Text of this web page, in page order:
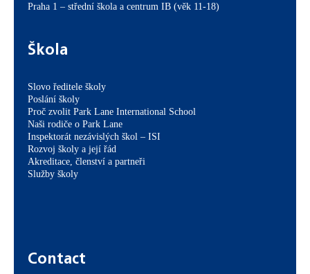
Praha 1 – střední škola a centrum IB (věk 11-18)
Škola
Slovo ředitele školy
Poslání školy
Proč zvolit Park Lane International School
Naši rodiče o Park Lane
Inspektorát nezávislých škol – ISI
Rozvoj školy a její řád
Akreditace, členství a partneři
Služby školy
Contact